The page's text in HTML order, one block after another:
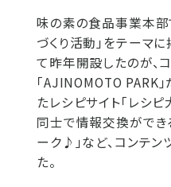
味の素の食品事業本部
づくり活動」をテーマ
て昨年開設したのが、
「AJINOMOTO PARK
たレシピサイト「レシ
同士で情報交換ができ
ーク♪」など、コンテ
た。